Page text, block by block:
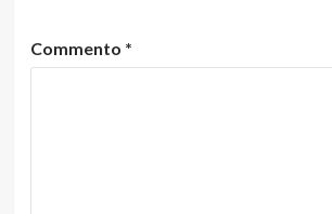
Commento *